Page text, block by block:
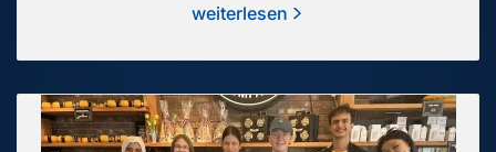
weiterlesen